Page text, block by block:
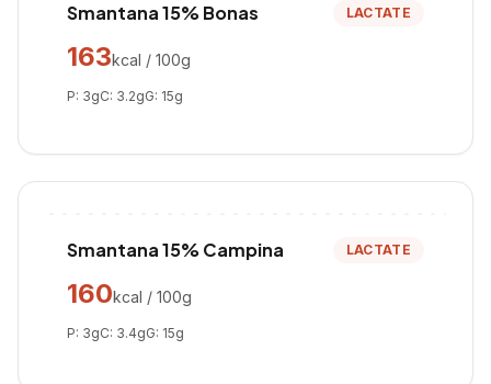
Smantana 15% Bonas LACTATE
163kcal / 100g
P: 3gC: 3.2gG: 15g
Smantana 15% Campina LACTATE
160kcal / 100g
P: 3gC: 3.4gG: 15g